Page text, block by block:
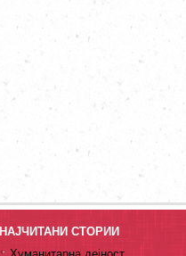
НАЈЧИТАНИ СТОРИИ